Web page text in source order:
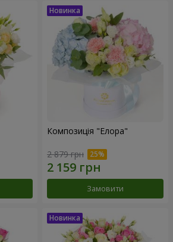
Композиція "Елора"
2 879 грн
Замовити